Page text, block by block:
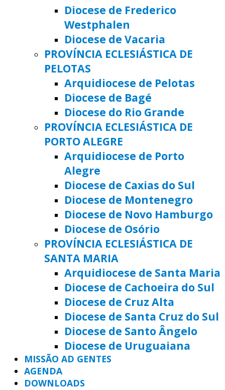
Diocese de Frederico
Westphalen
Diocese de Vacaria
PROVÍNCIA ECLESIÁSTICA DE
PELOTAS
Arquidiocese de Pelotas
Diocese de Bagé
Diocese do Rio Grande
PROVÍNCIA ECLESIÁSTICA DE
PORTO ALEGRE
Arquidiocese de Porto
Alegre
Diocese de Caxias do Sul
Diocese de Montenegro
Diocese de Novo Hamburgo
Diocese de Osório
PROVÍNCIA ECLESIÁSTICA DE
SANTA MARIA
Arquidiocese de Santa Maria
Diocese de Cachoeira do Sul
Diocese de Cruz Alta
Diocese de Santa Cruz do Sul
Diocese de Santo Ângelo
Diocese de Uruguaiana
MISSÃO AD GENTES
AGENDA
DOWNLOADS